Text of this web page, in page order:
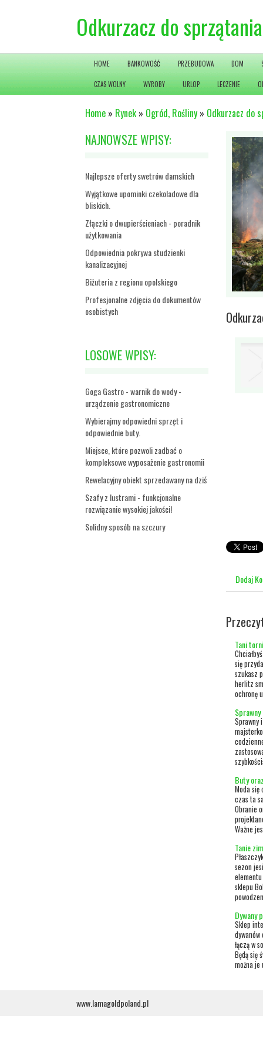
Odkurzacz do
HOME BANKOWOŚĆ PRZEBUDOWA DOM
CZAS WOLNY WYROBY URLOP LECZENIE
Home » Rynek » Ogród, Rośliny » Odkurzacz do
NAJNOWSZE WPISY:
Najlepsze oferty swetrów damskich
Wyjątkowe upominki czekoladowe dla
bliskich.
Złączki o dwupierścieniach - poradnik
użytkowania
Odpowiednia pokrywa studzienki
kanalizacyjnej
Biżuteria z regionu opolskiego
Profesjonalne zdjęcia do dokumentów
osobistych
LOSOWE WPISY:
Goga Gastro - warnik do wody -
urządzenie gastronomiczne
Wybierajmy odpowiedni sprzęt i
odpowiednie buty.
Miejsce, które pozwoli zadbać o
kompleksowe wyposażenie gastronomii
Rewelacyjny obiekt sprzedawany na dziś
Szafy z lustrami - funkcjonalne
rozwiązanie wysokiej jakości!
Solidny sposób na szczury
Dodaj
Tani
się
szukasz
herlitz
ochronę
Sprawny
Buty
Moda
czas ta
Obranie
Ważne
Tanie
sezon
sklepu
Dywany
Sklep
łączą w
Będą się
można
www.lamagoldpoland.pl